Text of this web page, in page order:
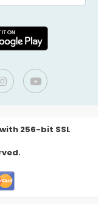
256-bit SSL